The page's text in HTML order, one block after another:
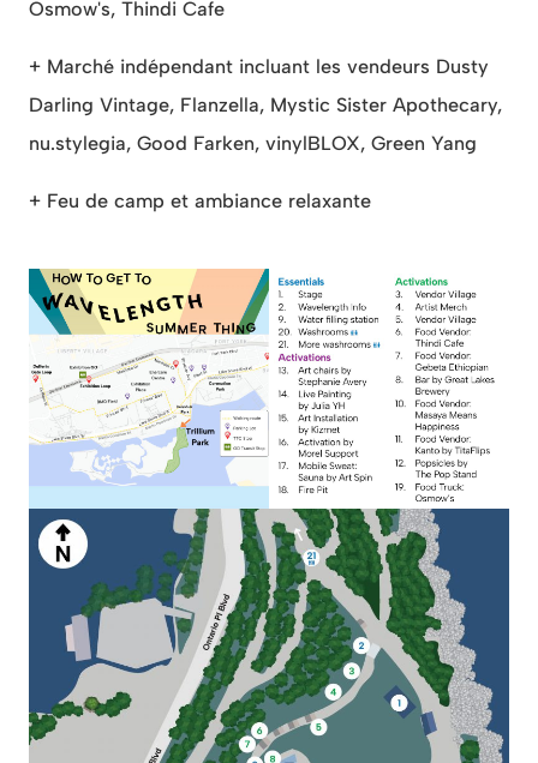
Osmow's, Thindi Cafe
+ Marché indépendant incluant les vendeurs Dusty
Darling Vintage, Flanzella, Mystic Sister Apothecary,
nu.stylegia, Good Farken, vinylBLOX, Green Yang
+ Feu de camp et ambiance relaxante